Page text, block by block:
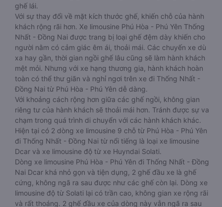
ghế lái.
Với sự thay đổi về mặt kích thước ghế, khiến chỗ của hành
khách rộng rãi hơn. Xe limousine Phú Hòa - Phú Yên Thống
Nhất - Đồng Nai được trang bị loại ghế đệm dày khiến cho
người nằm có cảm giác êm ái, thoải mái. Các chuyến xe dù
xa hay gần, thời gian ngồi ghế lâu cũng sẽ làm hành khách
mệt mỏi. Nhưng với xe hạng thương gia, hành khách hoàn
toàn có thể thư giãn và nghỉ ngơi trên xe đi Thống Nhất -
Đồng Nai từ Phú Hòa - Phú Yên dễ dàng.
Với khoảng cách rộng hơn giữa các ghế ngồi, không gian
riêng tư của hành khách sẽ thoải mái hơn. Tránh được sự va
chạm trong quá trình di chuyển với các hành khách khác.
Hiện tại có 2 dòng xe limousine 9 chỗ từ Phú Hòa - Phú Yên
đi Thống Nhất - Đồng Nai từ nổi tiếng là loại xe limousine
Dcar và xe limousine độ từ xe Huyndai Solati.
Dòng xe limousine Phú Hòa - Phú Yên đi Thống Nhất - Đồng
Nai Dcar khá nhỏ gọn và tiện dụng, 2 ghế đầu xe là ghế
cứng, không ngã ra sau được như các ghế còn lại. Dòng xe
limousine độ từ Solati lại có trần cao, không gian xe rộng rãi
và rất thoáng. 2 ghế đầu xe của dòng này vẫn ngã ra sau